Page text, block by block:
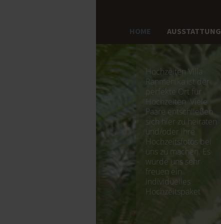
HOME AUSSTATTUNG
Hochzeiten Villa
Ranmenika ist der
perfekte Ort für
Hochzeiten. Viele
Paare entschließen
sich hier zu heiraten
und/oder ihre
Hochzeitsfotos bei
uns zu machen. Es
würde uns sehr
freuen ein
individuelles
Hochzeitspaket